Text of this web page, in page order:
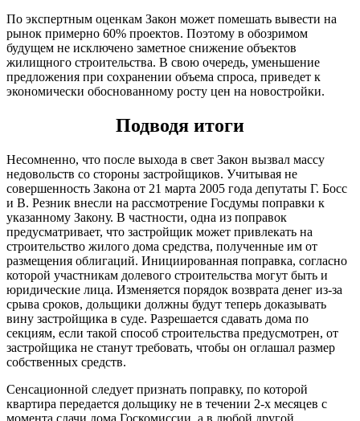
По экспертным оценкам Закон может помешать вывести на
рынок примерно 60% проектов. Поэтому в обозримом
будущем не исключено заметное снижение объектов
жилищного строительства. В свою очередь, уменьшение
предложения при сохранении объема спроса, приведет к
экономически обоснованному росту цен на новостройки.
Подводя итоги
Несомненно, что после выхода в свет Закон вызвал массу
недовольств со стороны застройщиков. Учитывая не
совершенность Закона от 21 марта 2005 года депутаты Г. Босс
и В. Резник внесли на рассмотрение Госдумы поправки к
указанному Закону. В частности, одна из поправок
предусматривает, что застройщик может привлекать на
строительство жилого дома средства, полученные им от
размещения облигаций. Инициированная поправка, согласно
которой участникам долевого строительства могут быть и
юридические лица. Изменяется порядок возврата денег из-за
срыва сроков, дольщики должны будут теперь доказывать
вину застройщика в суде. Разрешается сдавать дома по
секциям, если такой способ строительства предусмотрен, от
застройщика не станут требовать, чтобы он оглашал размер
собственных средств.
Сенсационной следует признать поправку, по которой
квартира передается дольщику не в течении 2-х месяцев с